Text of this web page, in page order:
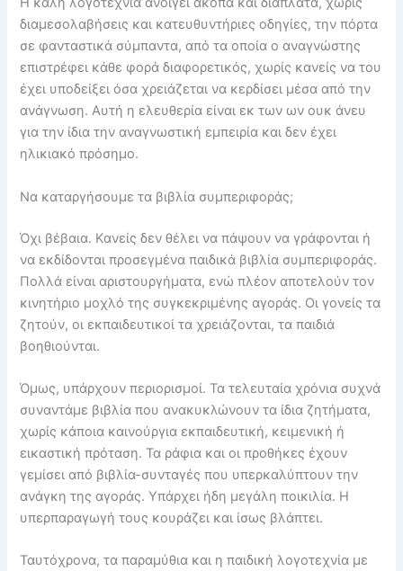
διαμεσολαβήσεις και κατευθυντήριες οδηγίες, την πόρτα
σε φανταστικά σύμπαντα, από τα οποία ο αναγνώστης
επιστρέφει κάθε φορά διαφορετικός, χωρίς κανείς να του
έχει υποδείξει όσα χρειάζεται να κερδίσει μέσα από την
ανάγνωση. Αυτή η ελευθερία είναι εκ των ων ουκ άνευ
για την ίδια την αναγνωστική εμπειρία και δεν έχει
ηλικιακό πρόσημο.
Να καταργήσουμε τα βιβλία συμπεριφοράς;
Όχι βέβαια. Κανείς δεν θέλει να πάψουν να γράφονται ή
να εκδίδονται προσεγμένα παιδικά βιβλία συμπεριφοράς.
Πολλά είναι αριστουργήματα, ενώ πλέον αποτελούν τον
κινητήριο μοχλό της συγκεκριμένης αγοράς. Οι γονείς τα
ζητούν, οι εκπαιδευτικοί τα χρειάζονται, τα παιδιά
βοηθιούνται.
Όμως, υπάρχουν περιορισμοί. Τα τελευταία χρόνια συχνά
συναντάμε βιβλία που ανακυκλώνουν τα ίδια ζητήματα,
χωρίς κάποια καινούργια εκπαιδευτική, κειμενική ή
εικαστική πρόταση. Τα ράφια και οι προθήκες έχουν
γεμίσει από βιβλία-συνταγές που υπερκαλύπτουν την
ανάγκη της αγοράς. Υπάρχει ήδη μεγάλη ποικιλία. Η
υπερπαραγωγή τους κουράζει και ίσως βλάπτει.
Ταυτόχρονα, τα παραμύθια και η παιδική λογοτεχνία με